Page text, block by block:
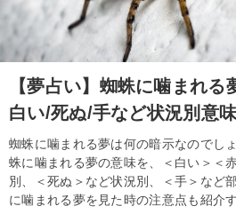
【夢占い】蜘蛛に噛まれる
白い/死ぬ/手など状況別意味
蜘蛛に噛まれる夢は何の暗示なのでし
蛛に噛まれる夢の意味を、＜白い＞＜
別、＜死ぬ＞など状況別、＜手＞など
に噛まれる夢を見た時の注意点も紹介